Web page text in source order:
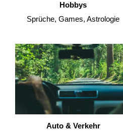
Hobbys
Sprüche, Games, Astrologie
Auto & Verkehr